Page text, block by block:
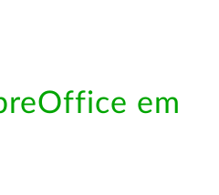
em